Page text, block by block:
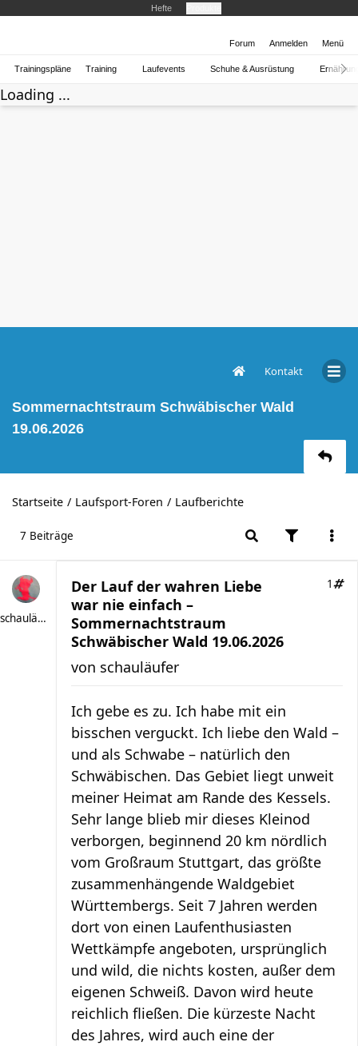
Hefte
Forum Anmelden Menü
Trainingspläne Training Laufevents Schuhe & Ausrüstung
Loading ...
Kontakt
Sommernachtstraum Schwäbischer Wald
19.06.2026
Startseite Laufsport-Foren Laufberichte
7 Beiträge
schauläufer
Der Lauf der wahren Liebe
war nie einfach –
Sommernachtstraum
Schwäbischer Wald 19.06.2026
1
von schauläufer
Ich gebe es zu. Ich habe mit ein
bisschen verguckt. Ich liebe den Wald –
und als Schwabe – natürlich den
Schwäbischen. Das Gebiet liegt unweit
meiner Heimat am Rande des Kessels.
Sehr lange blieb mir dieses Kleinod
verborgen, beginnend 20 km nördlich
vom Großraum Stuttgart, das größte
zusammenhängende Waldgebiet
Württembergs. Seit 7 Jahren werden
dort von einen Laufenthusiasten
Wettkämpfe angeboten, ursprünglich
und wild, die nichts kosten, außer dem
eigenen Schweiß. Davon wird heute
reichlich fließen. Die kürzeste Nacht
des Jahres, wird auch eine der